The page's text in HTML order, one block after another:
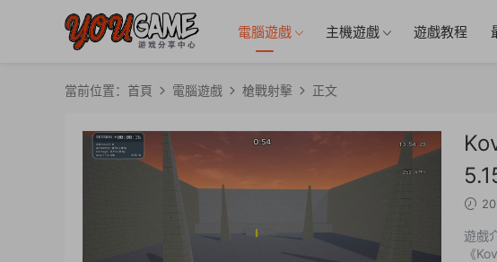
電腦遊戲 主機遊戲 遊戲教程
當前位置： 首頁 電腦遊戲 槍戰射擊 正文
遊戲
《